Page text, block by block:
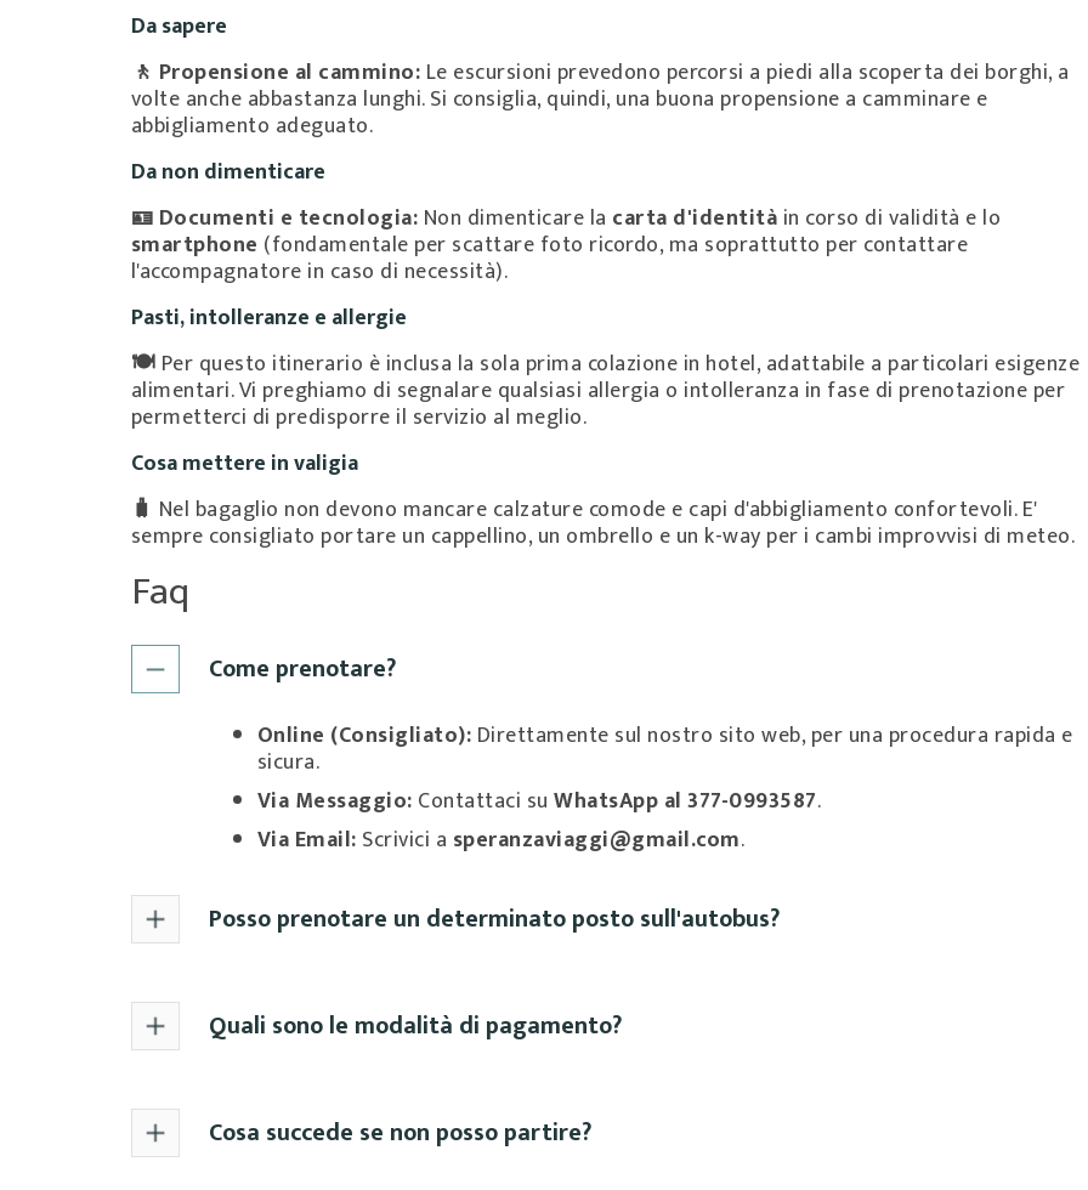
Da sapere
🚶 Propensione al cammino: Le escursioni prevedono percorsi a piedi alla scoperta dei borghi, a
volte anche abbastanza lunghi. Si consiglia, quindi, una buona propensione a camminare e
abbigliamento adeguato.
Da non dimenticare
🪪 Documenti e tecnologia: Non dimenticare la carta d'identità in corso di validità e lo
smartphone (fondamentale per scattare foto ricordo, ma soprattutto per contattare
l'accompagnatore in caso di necessità).
Pasti, intolleranze e allergie
🍽️ Per questo itinerario è inclusa la sola prima colazione in hotel, adattabile a particolari esigenze
alimentari. Vi preghiamo di segnalare qualsiasi allergia o intolleranza in fase di prenotazione per
permetterci di predisporre il servizio al meglio.
Cosa mettere in valigia
🧳 Nel bagaglio non devono mancare calzature comode e capi d'abbigliamento confortevoli. E'
sempre consigliato portare un cappellino, un ombrello e un k-way per i cambi improvvisi di meteo.
Faq
Come prenotare?
Online (Consigliato): Direttamente sul nostro sito web, per una procedura rapida e
sicura.
Via Messaggio: Contattaci suWhatsApp al 377-0993587.
Via Email: Scrivici a speranzaviaggi@gmail.com.
Posso prenotare un determinato posto sull'autobus?
Quali sono le modalità di pagamento?
Cosa succede se non posso partire?